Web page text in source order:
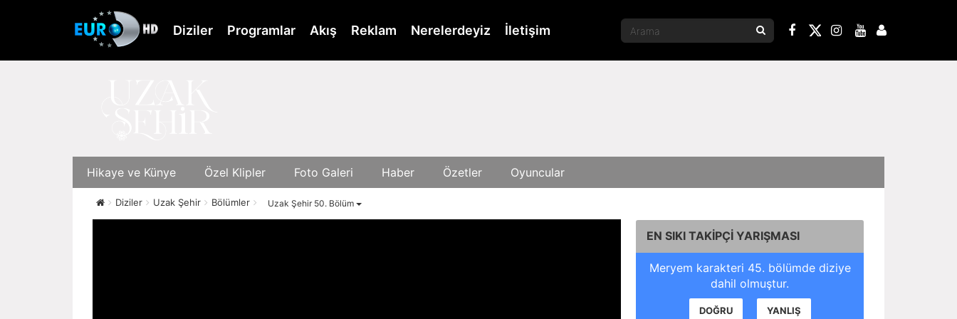
Diziler Programlar Akış Reklam Nerelerdeyiz İletişim
Hikaye ve Künye Özel Klipler Foto Galeri Haber Özetler Oyuncular
Diziler Uzak Şehir Bölümler Uzak Şehir 50. Bölüm
EN SIKI TAKİPÇİ YARIŞMASI
Meryem karakteri 45. bölümde diziye
dahil olmuştur.
DOĞRU YANLIŞ